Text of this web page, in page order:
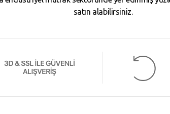
satın alabilirsiniz.